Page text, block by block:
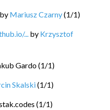
by Mariusz Czarny(1/1)
... by Krzysztof
Gardo(1/1)
Skalski(1/1)
(1/1)